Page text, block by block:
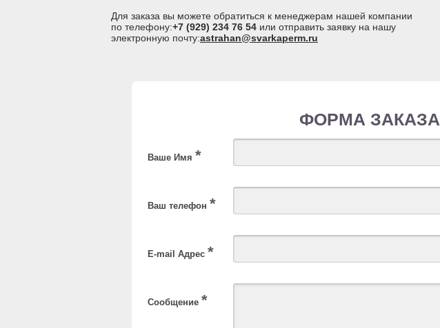
Для заказа вы можете обратиться к менеджерам нашей компании
по телефону:+7 (929) 234 76 54 или отправить заявку на нашу
электронную почту:astrahan@svarkaperm.ru
ФОРМА ЗАКАЗА
Ваше Имя *
Ваш телефон *
E-mail Адрес *
Сообщение *